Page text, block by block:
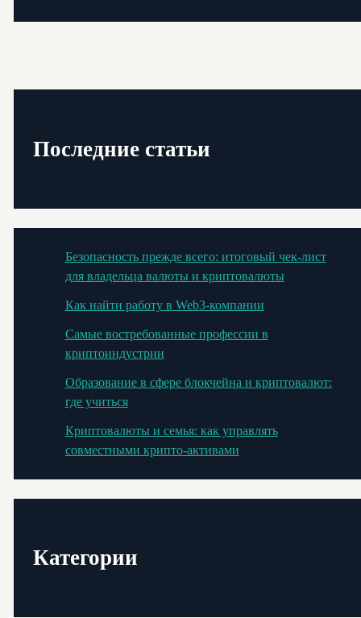
Последние статьи
Безопасность прежде всего: итоговый чек-лист
для владельца валюты и криптовалюты
Как найти работу в Web3-компании
Самые востребованные профессии в
криптоиндустрии
Образование в сфере блокчейна и криптовалют:
где учиться
Криптовалюты и семья: как управлять
совместными крипто-активами
Категории